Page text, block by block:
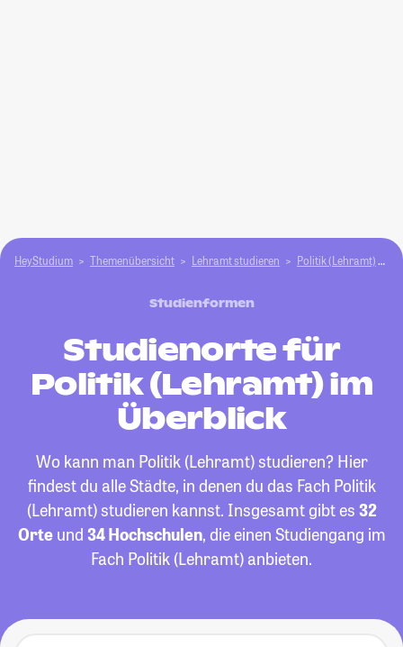
HeyStudium Themenübersicht Lehramt studieren Politik (Lehramt)
Studienformen
Studienorte für
Politik (Lehramt) im
Überblick
Wo kann man Politik (Lehramt) studieren? Hier
findest du alle Städte, in denen du das Fach Politik
(Lehramt) studieren kannst. Insgesamt gibt es 32
Orteund 34 Hochschulen, die einen Studiengang im
Fach Politik (Lehramt) anbieten.